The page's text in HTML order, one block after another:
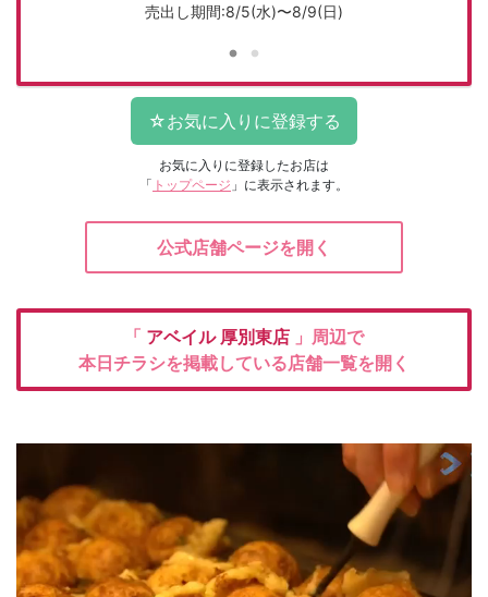
売出し期間:8/5(水)〜8/9(日)
お気に入りに登録したお店は
「 トップページ 」に表示されます。
公式店舗ページを開く
「 アベイル 厚別東店 」周辺で
本日チラシを掲載している店舗一覧を開く